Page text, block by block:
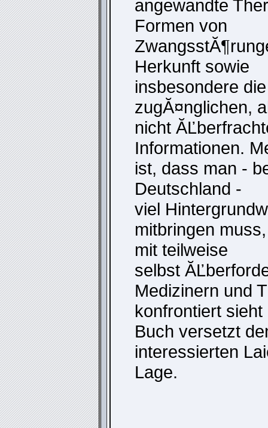
angewandte
Formen von
Herkunft sowie
insbesondere die
zugĂ¤nglichen,
nicht
Informationen.
ist, dass man -
Deutschland -
viel
mitbringen
mit teilweise
selbst
Medizinern und
konfrontiert
Buch versetzt
interessierten
Lage.